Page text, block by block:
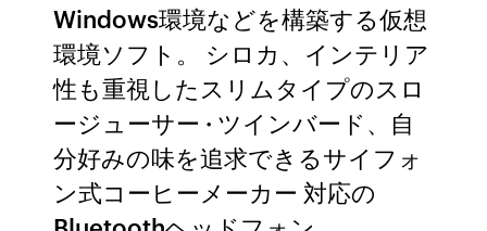
Windows環境などを構築する仮想
環境ソフト。 シロカ、インテリア
性も重視したスリムタイプのスロ
ージューサー · ツインバード、自
分好みの味を追求できるサイフォ
ン式コーヒーメーカー 対応の